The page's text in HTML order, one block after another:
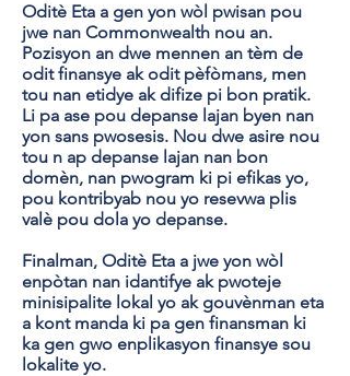
Oditè Eta a gen yon wòl pwisan pou
jwe nan Commonwealth nou an.
Pozisyon an dwe mennen an tèm de
odit finansye ak odit pèfòmans, men
tou nan etidye ak difize pi bon pratik.
Li pa ase pou depanse lajan byen nan
yon sans pwosesis. Nou dwe asire nou
tou n ap depanse lajan nan bon
domèn, nan pwogram ki pi efikas yo,
pou kontribyab nou yo resevwa plis
valè pou dola yo depanse.
Finalman, Oditè Eta a jwe yon wòl
enpòtan nan idantifye ak pwoteje
minisipalite lokal yo ak gouvènman eta
a kont manda ki pa gen finansman ki
ka gen gwo enplikasyon finansye sou
lokalite yo.